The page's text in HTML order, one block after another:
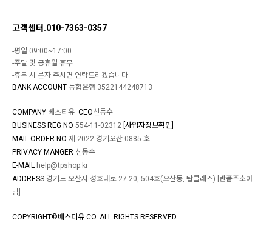
고객센터.010-7363-0357
-평일 09:00~17:00
-주말 및 공휴일 휴무
-휴무 시 문자 주시면 연락드리겠습니다
BANK ACCOUNT 농협은행 3522144248713
COMPANY 베스티유 CEO신동수
BUSINESS REG NO 554-11-02312 [사업자정보확인]
MAIL-ORDER NO 제 2022-경기오산-0885 호
PRIVACY MANGER 신동수
E-MAIL help@tpshop.kr
ADDRESS 경기도 오산시 성호대로 27-20, 504호(오산동, 탑클래스) [반품주소아
님]
COPYRIGHT©베스티유 CO. ALL RIGHTS RESERVED.